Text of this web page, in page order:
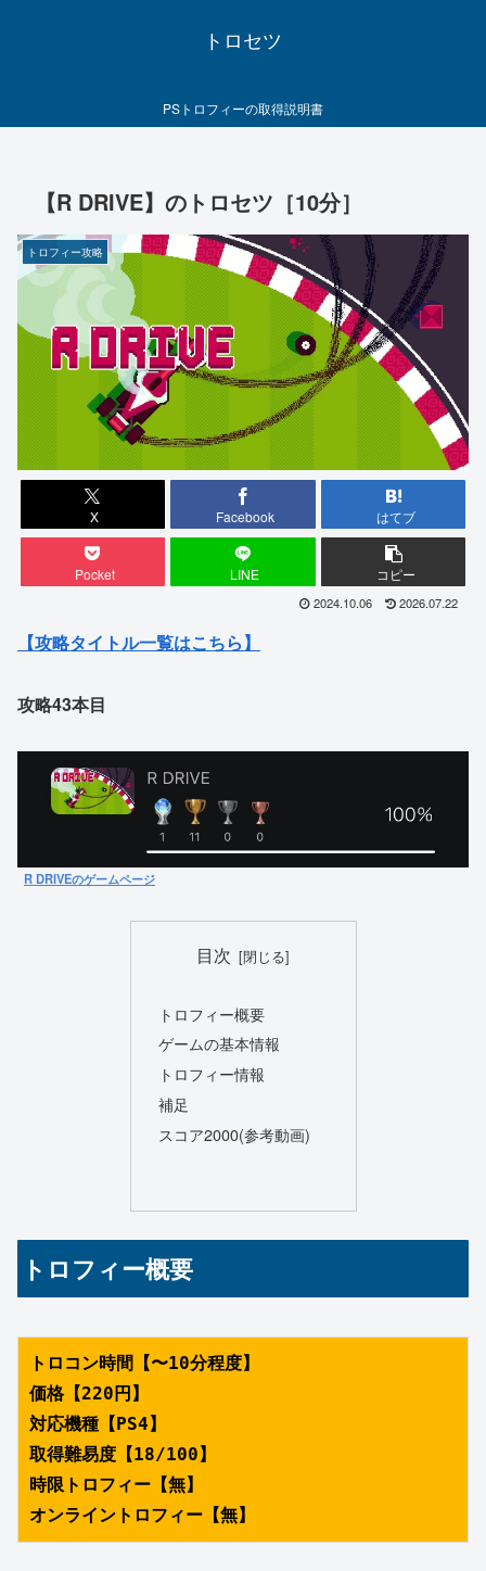
トロセツ
PSトロフィーの取得説明書
【R DRIVE】のトロセツ［10分］
トロフィー攻略
X Facebook はてブ
Pocket LINE コピー
2024.10.06 2026.07.22
【攻略タイトル一覧はこちら】
攻略43本目
R DRIVEのゲームページ
目次
トロフィー概要
ゲームの基本情報
トロフィー情報
補足
スコア2000(参考動画)
トロフィー概要
トロコン時間【〜10分程度】
価格【220円】
対応機種【PS4】
取得難易度【18/100】
時限トロフィー【無】
オンライントロフィー【無】